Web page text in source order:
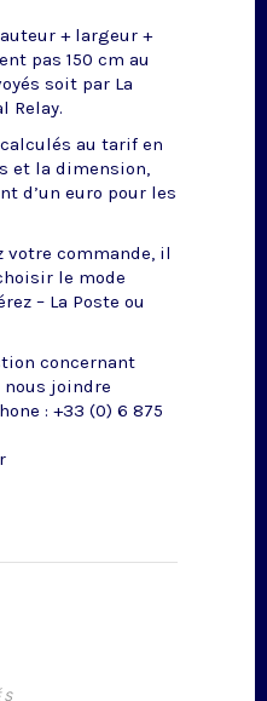
+ largeur +
pas 150 cm au
soit par La
Relay.
au tarif en
et la dimension,
d’un euro pour les
votre commande, il
le mode
– La Poste ou
concernant
nous joindre
: +33 (0) 6 875